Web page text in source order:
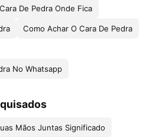
Cara De Pedra Onde Fica
Como Achar O Cara De Pedra
No Whatsapp
Mãos Juntas Significado